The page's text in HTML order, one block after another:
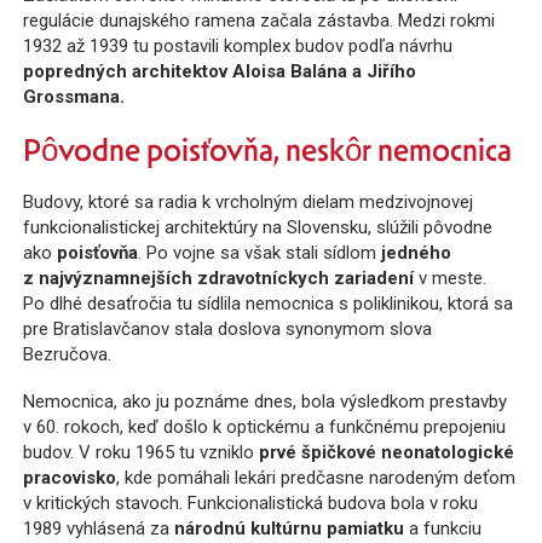
regulácie dunajského ramena začala zástavba. Medzi rokmi
1932 až 1939 tu postavili komplex budov podľa návrhu
popredných architektov Aloisa Balána a Jiřího
Grossmana.
Pôvodne poisťovňa, neskôr nemocnica
Budovy, ktoré sa radia k vrcholným dielam medzivojnovej
funkcionalistickej architektúry na Slovensku, slúžili pôvodne
ako poisťovňa. Po vojne sa však stali sídlom jedného
z najvýznamnejších zdravotníckych zariadenív meste.
Po dlhé desaťročia tu sídlila nemocnica s poliklinikou, ktorá sa
pre Bratislavčanov stala doslova synonymom slova
Bezručova.
Nemocnica, ako ju poznáme dnes, bola výsledkom prestavby
v 60. rokoch, keď došlo k optickému a funkčnému prepojeniu
budov. V roku 1965 tu vzniklo prvé špičkové neonatologické
pracovisko, kde pomáhali lekári predčasne narodeným deťom
v kritických stavoch. Funkcionalistická budova bola v roku
1989 vyhlásená za národnú kultúrnu pamiatku a funkciu